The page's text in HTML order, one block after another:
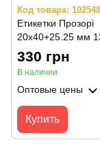
Код товара: 102548
Етикетки Прозорі
20х40+25.25 мм
(ламінування) для
M2
330 грн
В наличии
Оптовые цены
Купить